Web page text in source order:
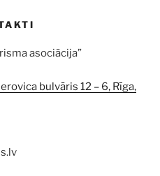
asociācija”
bulvāris 12 – 6, Rīga,